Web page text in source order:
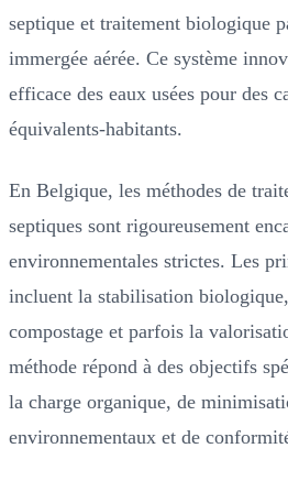
septique et traitement biologique
immergée aérée. Ce système
efficace des eaux usées pour des
équivalents-habitants.
En Belgique, les méthodes de
septiques sont rigoureusement
environnementales strictes. Les
incluent la stabilisation
compostage et parfois la
méthode répond à des objectifs
la charge organique, de
environnementaux et de